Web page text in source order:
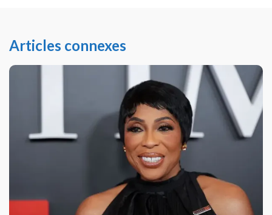
Articles connexes